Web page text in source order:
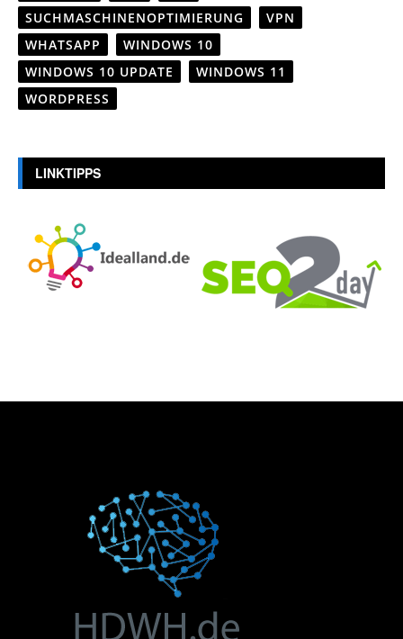
SUCHMASCHINENOPTIMIERUNG
VPN
WHATSAPP
WINDOWS 10
WINDOWS 10 UPDATE
WINDOWS 11
WORDPRESS
LINKTIPPS